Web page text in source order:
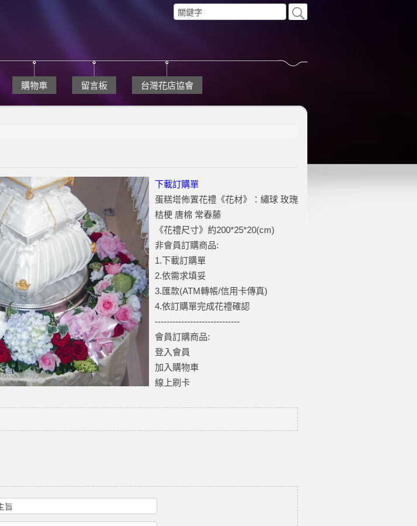
購物車 留言板 台灣花店協會
下載訂購單
蛋糕塔佈置花禮《花材》：繡球 玫瑰
桔梗 唐棉 常春藤
《花禮尺寸》約200*25*20(cm)
非會員訂購商品:
1.下載訂購單
2.依需求填妥
3.匯款(ATM轉帳/信用卡傳真)
4.依訂購單完成花禮確認
-----------------------------
會員訂購商品:
登入會員
加入購物車
線上刷卡